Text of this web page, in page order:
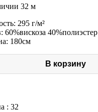
32 м
295 г/м²
60%вискоза 40%полиэстер
180см
В корзину
: 32